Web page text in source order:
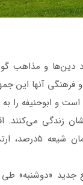
دين‌ها و مذاهب
آنها این
و ابوحنیفه را
زندگی
جدید «دوشنبه»